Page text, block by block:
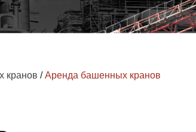
кранов /Аренда башенных кранов